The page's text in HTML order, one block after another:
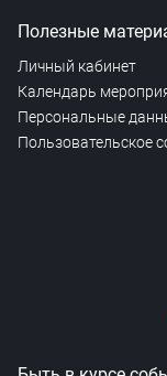
Полезные
Личный кабинет
Календарь
Персональные
Пользовательское